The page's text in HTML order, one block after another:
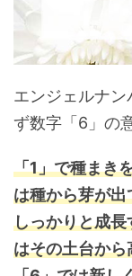
エンジェルナ
ず数字「6」の
「1」で種まき
は種から芽が
しっかりと成
はその土台か